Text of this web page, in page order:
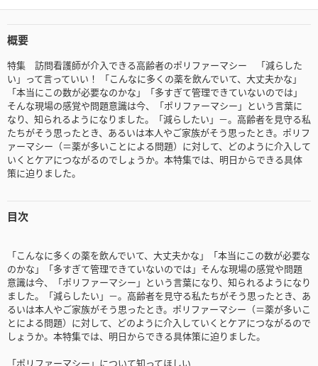
概要
特集 訪問看護師が介入できる高齢者のポリファーマシー 「減らした
い」って言っていい！ 「こんなに多くの薬を飲んでいて、大丈夫かな」
「本当にこの数が必要なのかな」「多すぎて管理できていないのでは」
そんな現場の感覚や問題意識は今、「ポリファーマシー」という言葉に
なり、知られるようになりました。「減らしたい」－。高齢者を見守る私
たちがそう思ったとき、あるいは本人やご家族がそう思ったとき。ポリフ
ァーマシー（＝薬が多いことによる問題）に対して、どのように介入して
いくとケアにつながるのでしょうか。本特集では、明日からできる具体
策に迫りました。
目次
「こんなに多くの薬を飲んでいて、大丈夫かな」「本当にこの数が必要な
のかな」「多すぎて管理できていないのでは」そんな現場の感覚や問題
意識は今、「ポリファーマシー」という言葉になり、知られるようになり
ました。「減らしたい」－。高齢者を見守る私たちがそう思ったとき、あ
るいは本人やご家族がそう思ったとき。ポリファーマシー（＝薬が多いこ
とによる問題）に対して、どのように介入していくとケアにつながるので
しょうか。本特集では、明日からできる具体策に迫りました。
「ポリファーマシー」について知ってほしい